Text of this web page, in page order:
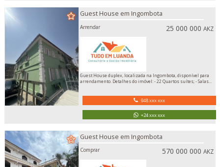
Guest House em Ingombota
Arrendar 25 000 000AKZ
Guest House duplex, localizada na Ingombota, disponível para
arrendamento. Detalhes do imóvel: - 22 Quartos suítes; - Salas...
948 xxx xxx
+24 xxx xxx
Guest House em Ingombota
Comprar 570 000 000AKZ